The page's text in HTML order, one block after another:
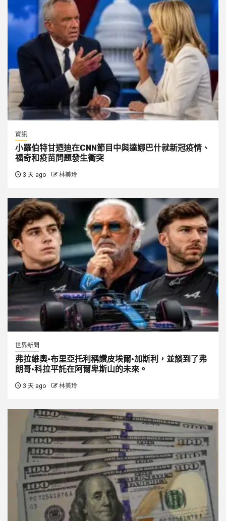
資訊
小羅伯特甘迺迪在CNN節目中與達娜巴什就新冠疫情、
福奇和疫苗問題發生衝突
3 天 ago 林美玲
世界新聞
弗拉維奧·布里亞托利稱讚皮埃爾·加斯利，並談到了弗
朗哥·科拉平託在阿爾卑斯山的未來。
3 天 ago 林美玲